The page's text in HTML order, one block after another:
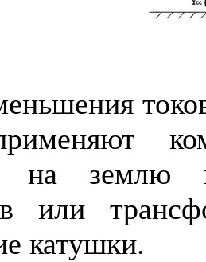
на землю
или
катушки.